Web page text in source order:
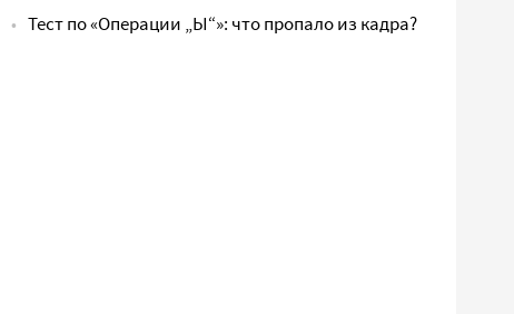
Тест по «Операции „Ы“»: что пропало из кадра?